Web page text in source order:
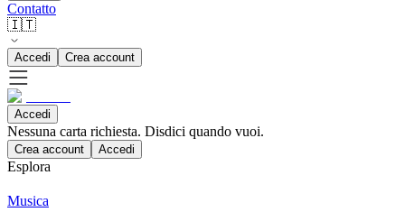
Contatto
🇮🇹
Accedi Crea account
Accedi
Nessuna carta richiesta. Disdici quando vuoi.
Crea account Accedi
Esplora
Musica